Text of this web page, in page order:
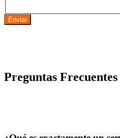
Enviar
Preguntas